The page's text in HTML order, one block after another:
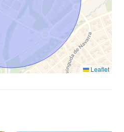
Leaflet